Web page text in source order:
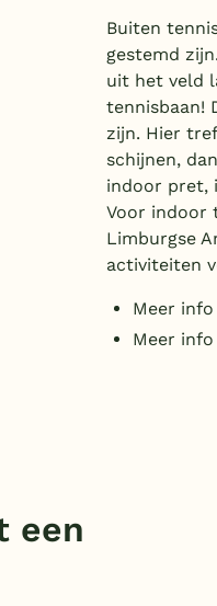
Buiten
gestemd
uit het veld
tennisbaan!
zijn. Hier
schijnen,
indoor pret,
Voor indoor
Limburgse
activiteiten
Meer
Meer
een